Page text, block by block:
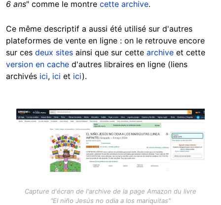
6 ans" comme le montre cette archive.
Ce même descriptif a aussi été utilisé sur d'autres
plateformes de vente en ligne : on le retrouve encore
sur ces deux sites ainsi que sur cette archive et cette
version en cache d'autres libraires en ligne (liens
archivés ici, ici et ici).
Image
Capture d'écran de l'archive de la page Amazon du livre
"El niño Jesús no odia a los mariquitas"